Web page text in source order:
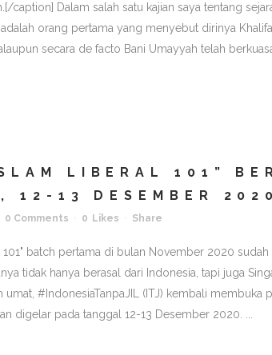
caption] Dalam salah satu kajian saya tentang
orang pertama yang menyebut dirinya
secara de facto Bani Umayyah telah
LIBERAL 101”
12-13 DESEMBER 2020
0 Comments 0 Likes Share
batch pertama di bulan November 2020
tidak hanya berasal dari Indonesia, tapi juga
#IndonesiaTanpaJIL (ITJ) kembali membuka
digelar pada tanggal 12-13 Desember 2020. ...